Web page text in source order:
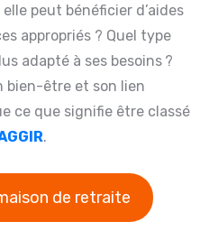
peut bénéficier d’aides
appropriés ? Quel type
adapté à ses besoins ?
bien-être et son lien
ce que signifie être classé
.
de retraite